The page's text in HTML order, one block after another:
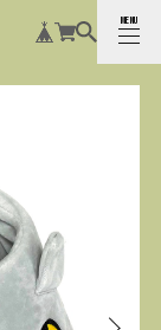
MENU
CLOSE